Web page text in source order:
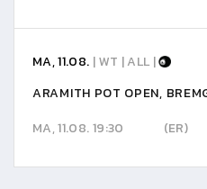
MA, 11.08. | WT | ALL |
ARAMITH POT OPEN,
MA, 11.08. 19:30
(ER)